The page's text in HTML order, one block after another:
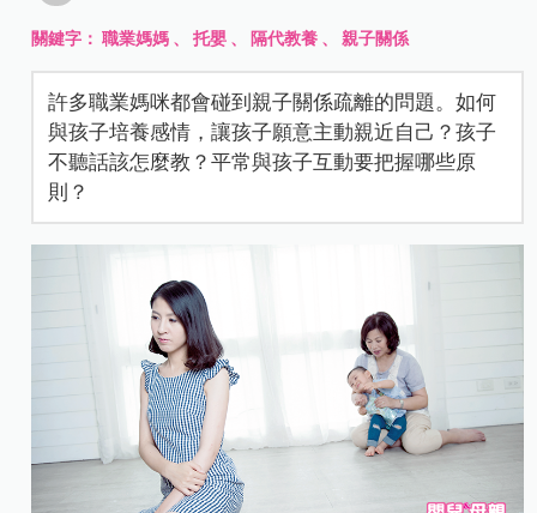
關鍵字：職業媽媽 、托嬰 、 隔代教養 、親子關係
許多職業媽咪都會碰到親子關係疏離的問題。如何
與孩子培養感情，讓孩子願意主動親近自己？孩子
不聽話該怎麼教？平常與孩子互動要把握哪些原
則？